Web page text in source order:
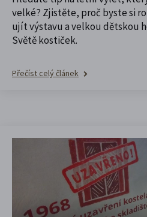
velké? Zjistěte, proč byste si
ujít výstavu a velkou dětskou
Světě kostiček.
Přečíst celý článek